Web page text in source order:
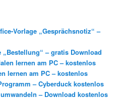
Vorlage „Gesprächsnotiz“ –
„Bestellung“ – gratis Download
lernen am PC – kostenlos
lernen am PC – kostenlos
– Cyberduck kostenlos
– Download kostenlos